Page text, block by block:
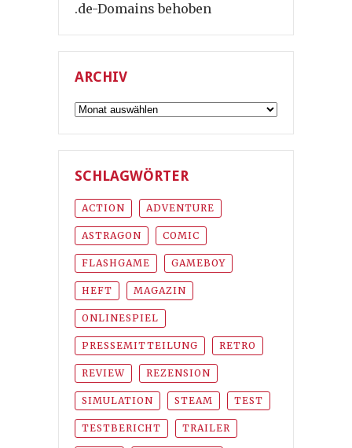
.de-Domains behoben
ARCHIV
Archiv
SCHLAGWÖRTER
ACTION ADVENTURE
ASTRAGON COMIC
FLASHGAME GAMEBOY
HEFT MAGAZIN
ONLINESPIEL
PRESSEMITTEILUNG RETRO
REVIEW REZENSION
SIMULATION STEAM TEST
TESTBERICHT TRAILER